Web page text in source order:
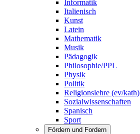
Informatik
Italienisch
Kunst
Latein
Mathematik
Musik
Pädagogik
Philosophie/PPL
Physik
Politik
Religionslehre (ev/kath)
Sozialwissenschaften
Spanisch
Sport
Fördern und Fordern